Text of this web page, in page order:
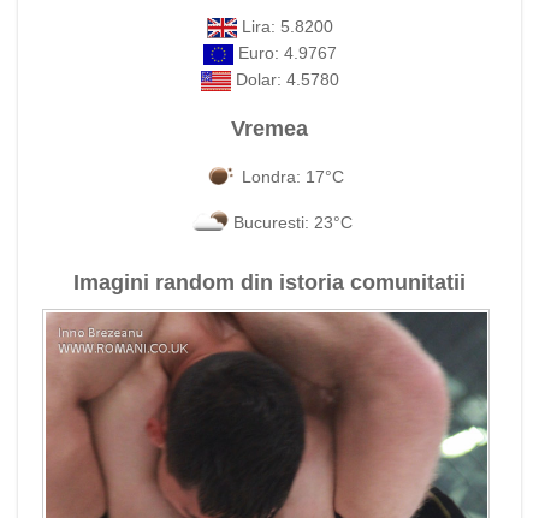
Lira: 5.8200
Euro: 4.9767
Dolar: 4.5780
Vremea
Londra: 17°C
Bucuresti: 23°C
Imagini random din istoria comunitatii